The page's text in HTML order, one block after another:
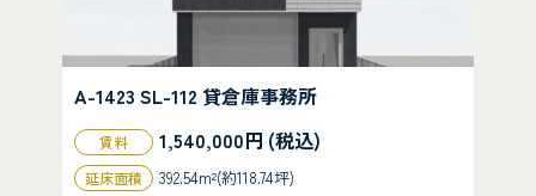
A-1423 SL-112 貸倉庫事務所
賃料 1,540,000円 (税込)
延床面積 392.54m²(約118.74坪)